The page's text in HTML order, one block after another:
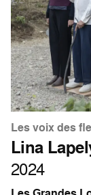
Les voix des
Lina
2024